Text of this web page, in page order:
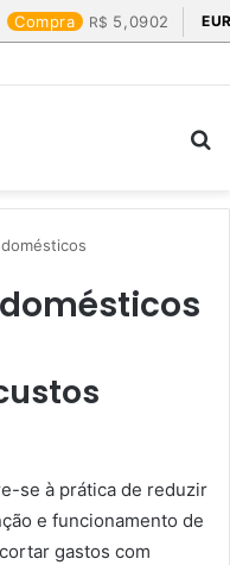
Compra 5,0902
valem a pena
se à prática de reduzir
e funcionamento de
gastos com